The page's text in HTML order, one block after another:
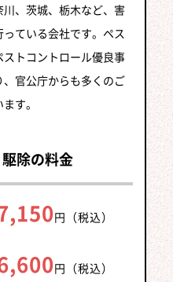
、茨城、栃木など、害
ている会社です。ペス
ストコントロール優良事
官公庁からも多くのご
す。
除の料金
円（税込）
円（税込）